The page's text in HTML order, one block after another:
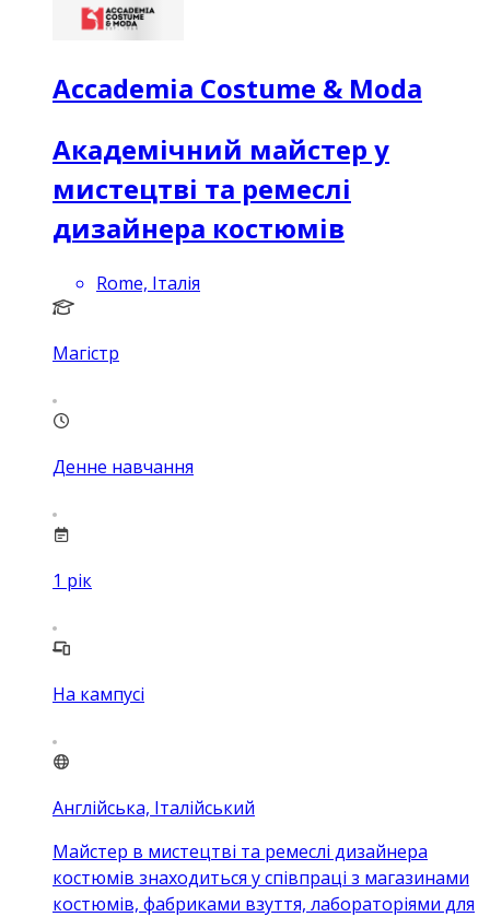
Accademia Costume & Moda
Академічний майстер у
мистецтві та ремеслі
дизайнера костюмів
Rome, Італія
Магістр
Денне навчання
1 рік
На кампусі
Англійська, Італійський
Майстер в мистецтві та ремеслі дизайнера
костюмів знаходиться у співпраці з магазинами
костюмів, фабриками взуття, лабораторіями для